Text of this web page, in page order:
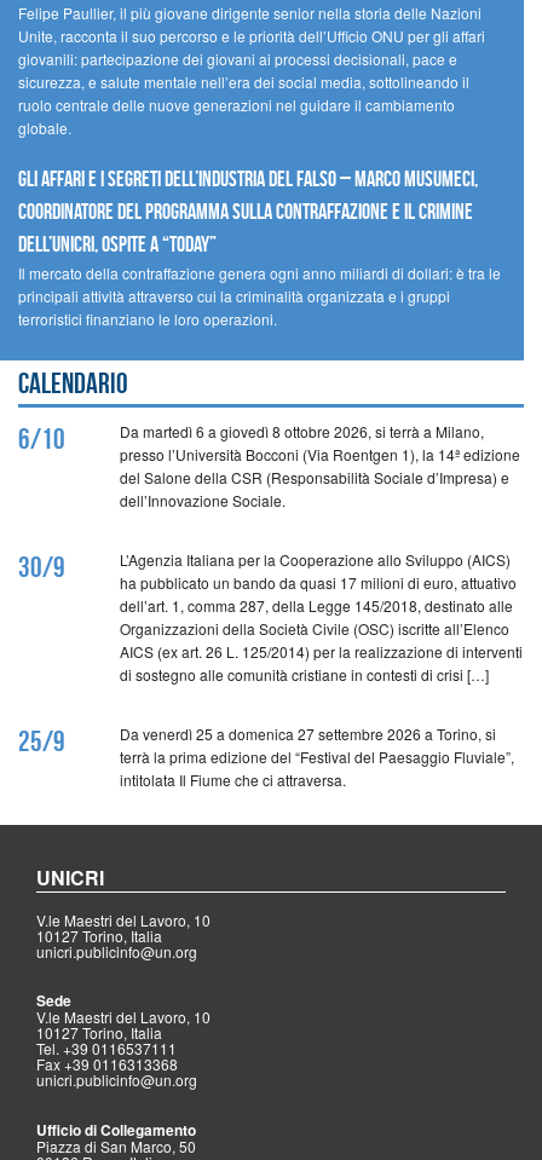
Felipe Paullier, il più giovane dirigente senior nella storia delle Nazioni
Unite, racconta il suo percorso e le priorità dell’Ufficio ONU per gli affari
giovanili: partecipazione dei giovani ai processi decisionali, pace e
sicurezza, e salute mentale nell’era dei social media, sottolineando il
ruolo centrale delle nuove generazioni nel guidare il cambiamento
globale.
Gli affari e i segreti dell’industria del falso – Marco Musumeci,
Coordinatore del programma sulla contraffazione e il crimine
dell’UNICRI, ospite a “Today”
Il mercato della contraffazione genera ogni anno miliardi di dollari: è tra le
principali attività attraverso cui la criminalità organizzata e i gruppi
terroristici finanziano le loro operazioni.
Calendario
6/10
Da martedì 6 a giovedì 8 ottobre 2026, si terrà a Milano,
presso l’Università Bocconi (Via Roentgen 1), la 14ª edizione
del Salone della CSR (Responsabilità Sociale d’Impresa) e
dell’Innovazione Sociale.
30/9
L’Agenzia Italiana per la Cooperazione allo Sviluppo (AICS)
ha pubblicato un bando da quasi 17 milioni di euro, attuativo
dell’art. 1, comma 287, della Legge 145/2018, destinato alle
Organizzazioni della Società Civile (OSC) iscritte all’Elenco
AICS (ex art. 26 L. 125/2014) per la realizzazione di interventi
di sostegno alle comunità cristiane in contesti di crisi […]
25/9
Da venerdì 25 a domenica 27 settembre 2026 a Torino, si
terrà la prima edizione del “Festival del Paesaggio Fluviale”,
intitolata Il Fiume che ci attraversa.
UNICRI
V.le Maestri del Lavoro, 10
10127 Torino, Italia
unicri.publicinfo@un.org
Sede
V.le Maestri del Lavoro, 10
10127 Torino, Italia
Tel. +39 0116537111
Fax +39 0116313368
unicri.publicinfo@un.org
Ufficio di Collegamento
Piazza di San Marco, 50